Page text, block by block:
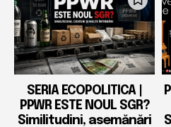
SERIA ECOPOLITICA |
PPWR ESTE NOUL SGR?
Similitudini, asemănări